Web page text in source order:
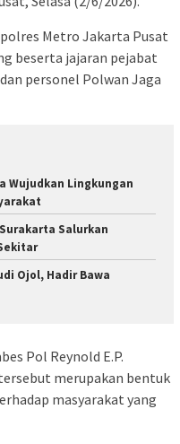
Metro Jakarta Pusat
beserta jajaran pejabat
personel Polwan Jaga
Wujudkan Lingkungan
Salurkan
Ojol, Hadir Bawa
Pol Reynold E.P.
merupakan bentuk
masyarakat yang